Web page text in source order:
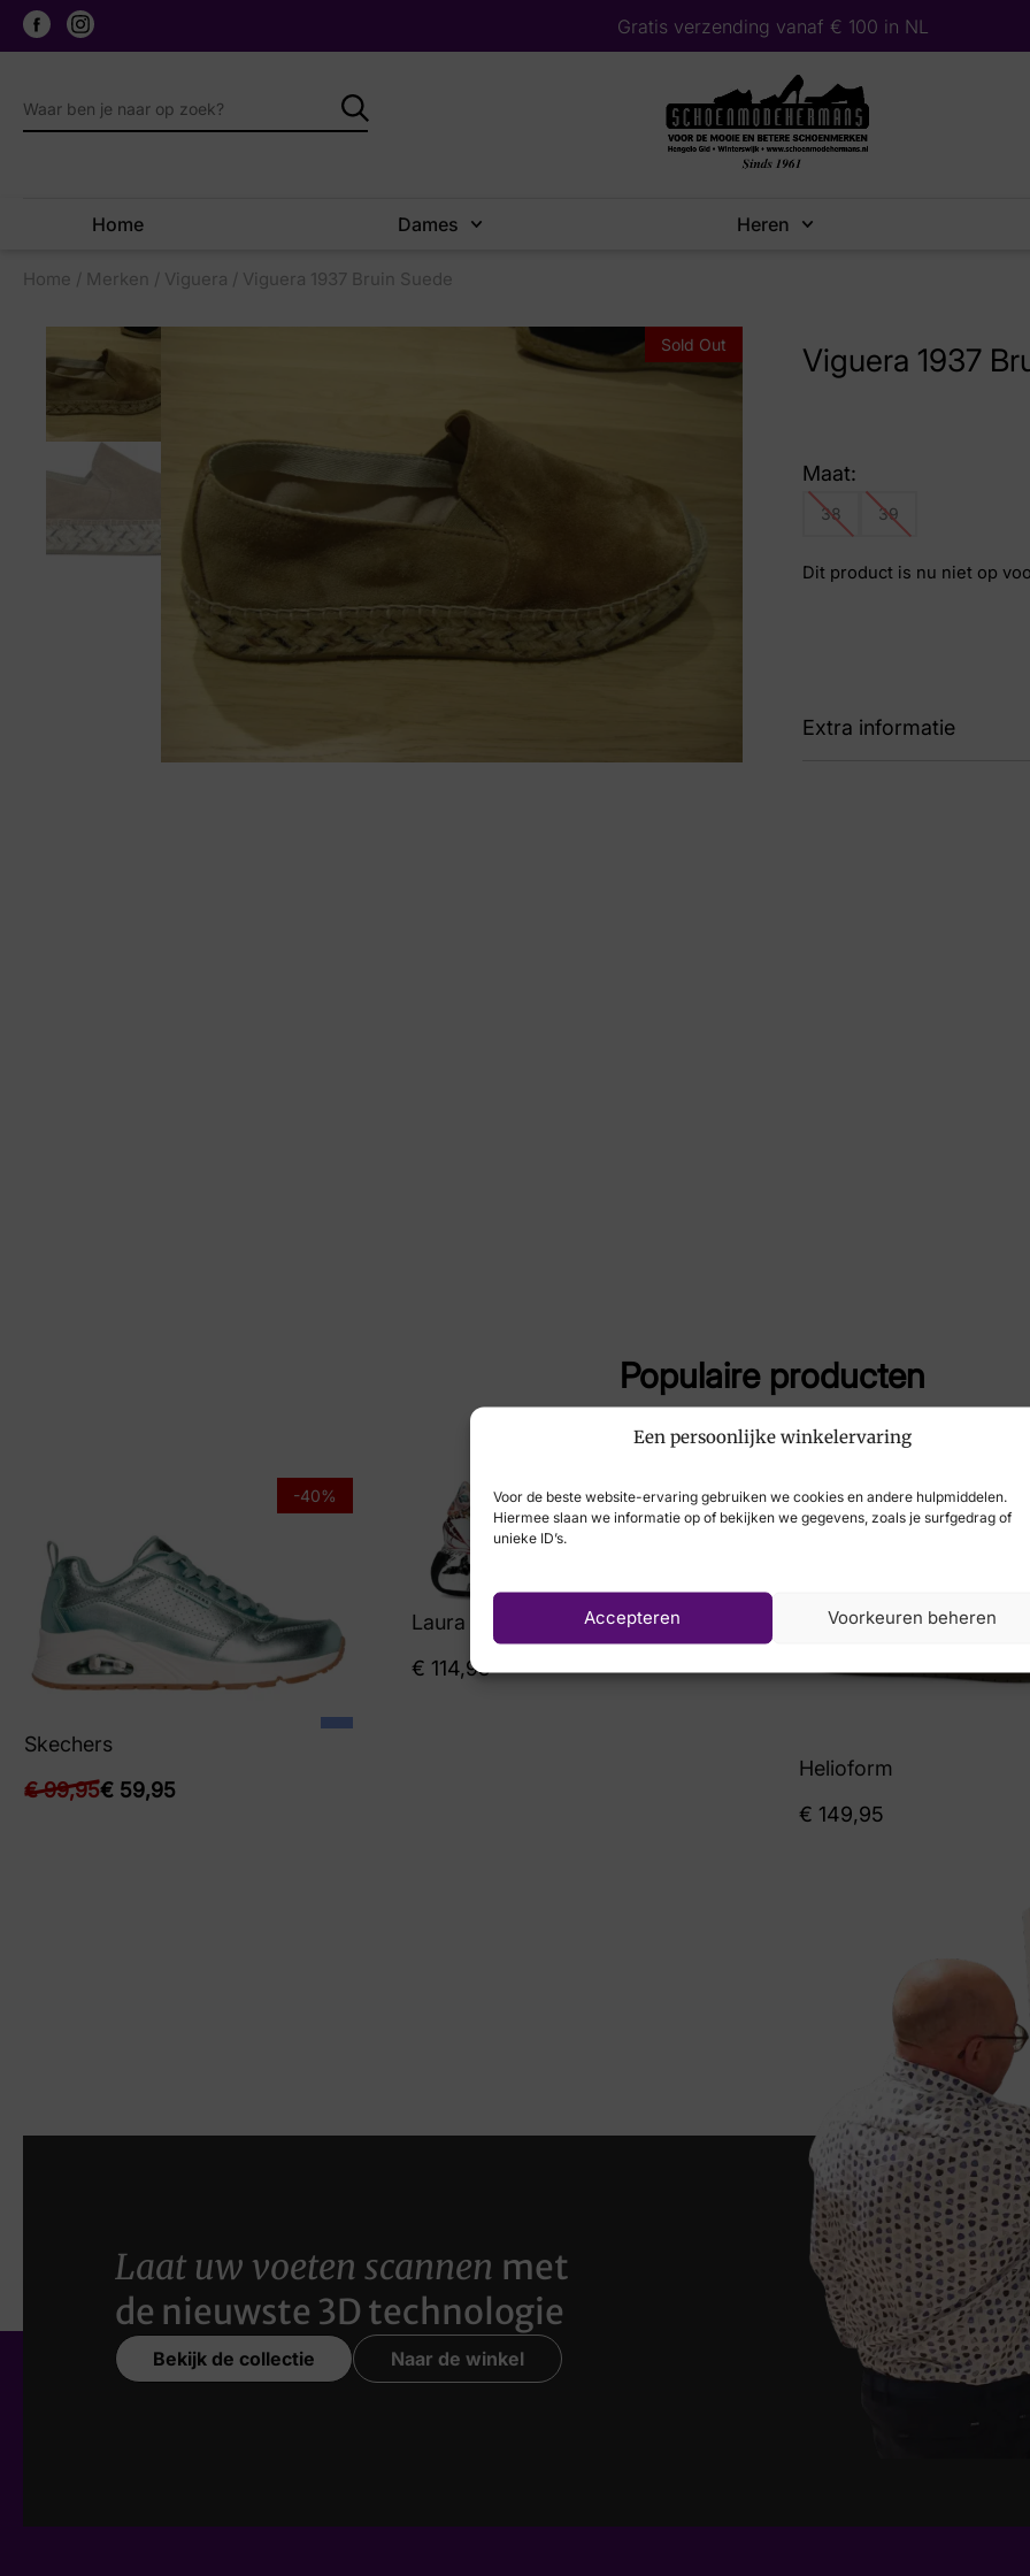
Een persoonlijke winkelervaring
Voor de beste website-ervaring gebruiken we cookies en andere hulpmiddelen.
Hiermee slaan we informatie op of bekijken we gegevens, zoals je surfgedrag of
unieke ID’s.
Accepteren Voorkeuren beheren
Gratis verzending vanaf € 100 in NL
Home Dames Heren
Home / Merken / Viguera / Viguera 1937 Bruin Suede
Sold Out Viguera 1937
Maat:
38 39
Dit product is nu niet op
Extra informatie
Populaire producten
-40%
Skechers
€99,95€ 59,95
Laura Vita
€ 114,95
Helioform
€ 149,95
Laat uw voeten scannen met
de nieuwste 3D technologie
Bekijk de collectie Naar de winkel